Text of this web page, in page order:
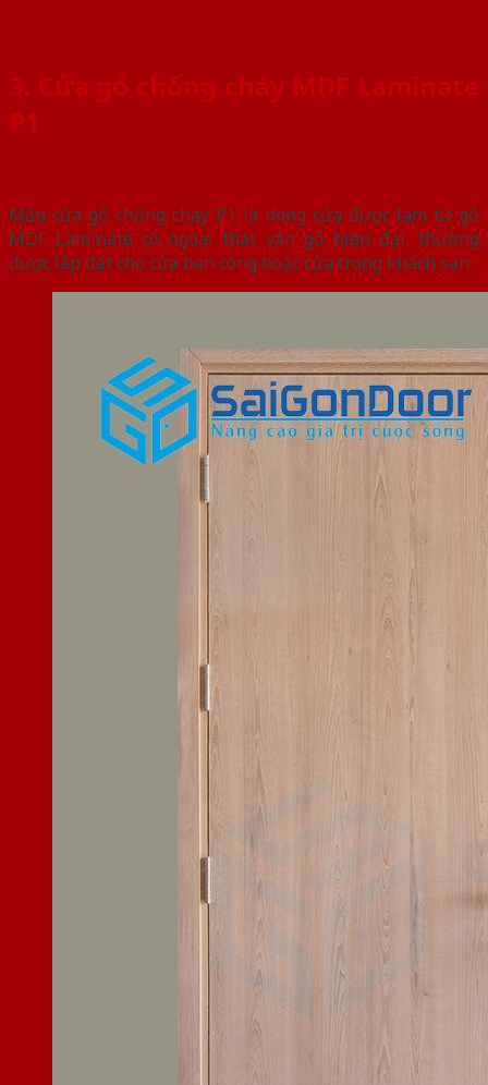
3. Cửa gỗ chống cháy MDF Laminate
P1
Mẫu cửa gỗ chống cháy P1 là dòng cửa được làm từ gỗ
MDF Laminate có ngoại thất vân gỗ hiện đại, thường
được lắp đặt cho cửa ban công hoặc cửa trong khách sạn.